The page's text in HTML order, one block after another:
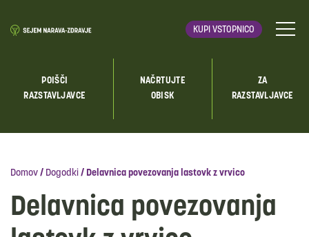
KUPI VSTOPNICO
POIŠČI
RAZSTAVLJAVCE
NAČRTUJTE
OBISK
ZA
RAZSTAVLJAVCE
Domov / Dogodki / Delavnica povezovanja lastovk z vrvico
Delavnica povezovanja